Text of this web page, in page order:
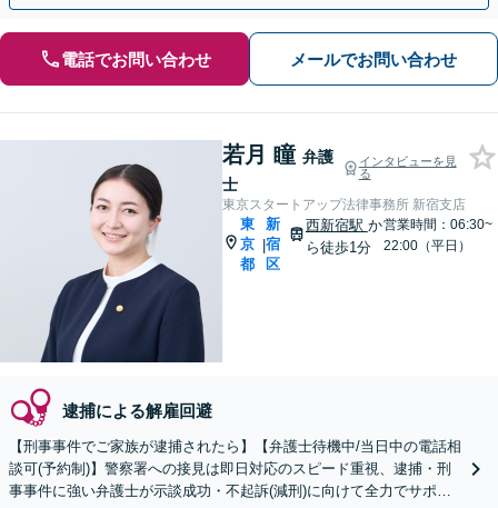
電話でお問い合わせ メールでお問い合わせ
若月 瞳 弁護
士
インタビューを見
る
東京スタートアップ法律事務所 新宿支店
東
京
都
|
新
宿
区
西新宿駅 か
ら徒歩1分
営業時間：06:30~
22:00（平日）
逮捕による解雇回避
【刑事事件でご家族が逮捕されたら】【弁護士待機中/当日中の電話相
談可(予約制)】警察署への接見は即日対応のスピード重視、逮捕・刑
事事件に強い弁護士が示談成功・不起訴(減刑)に向けて全力でサポー